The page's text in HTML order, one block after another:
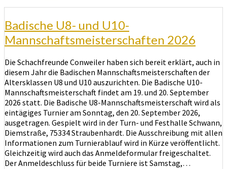
Badische U8- und U10-
Mannschaftsmeisterschaften 2026
Die Schachfreunde Conweiler haben sich bereit erklärt, auch in
diesem Jahr die Badischen Mannschaftsmeisterschaften der
Altersklassen U8 und U10 auszurichten. Die Badische U10-
Mannschaftsmeisterschaft findet am 19. und 20. September
2026 statt. Die Badische U8-Mannschaftsmeisterschaft wird als
eintägiges Turnier am Sonntag, den 20. September 2026,
ausgetragen. Gespielt wird in der Turn- und Festhalle Schwann,
Diemstraße, 75334 Straubenhardt. Die Ausschreibung mit allen
Informationen zum Turnierablauf wird in Kürze veröffentlicht.
Gleichzeitig wird auch das Anmeldeformular freigeschaltet.
Der Anmeldeschluss für beide Turniere ist Samstag,…